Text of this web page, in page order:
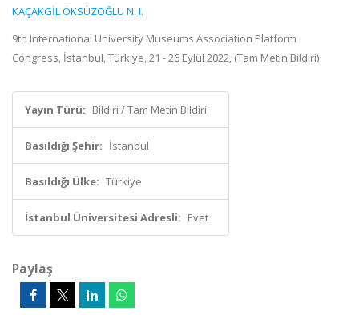
KAÇAKGİL ÖKSÜZOĞLU N. I.
9th International University Museums Association Platform
Congress, İstanbul, Türkiye, 21 - 26 Eylül 2022, (Tam Metin Bildiri)
Yayın Türü: Bildiri / Tam Metin Bildiri
Basıldığı Şehir: İstanbul
Basıldığı Ülke: Türkiye
İstanbul Üniversitesi Adresli: Evet
Paylaş